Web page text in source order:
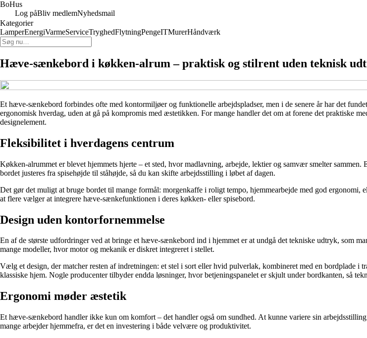
BoHus
Log påBliv medlemNyhedsmail
Kategorier
LamperEnergiVarmeServiceTryghedFlytningPengeITMurerHåndværk
Hæve-sænkebord i køkken-alrum – praktisk og stilrent uden teknisk
Et hæve-sænkebord forbindes ofte med kontormiljøer og funktionelle arbejdspladser, men i de senere år har det
ergonomisk hverdag, uden at gå på kompromis med æstetikken. For mange handler det om at forene det praktiske
designelement.
Fleksibilitet i hverdagens centrum
Køkken-alrummet er blevet hjemmets hjerte – et sted, hvor madlavning, arbejde, lektier og samvær smelter
bordet justeres fra spisehøjde til ståhøjde, så du kan skifte arbejdsstilling i løbet af dagen.
Det gør det muligt at bruge bordet til mange formål: morgenkaffe i roligt tempo, hjemmearbejde med god
at flere vælger at integrere hæve-sænkefunktionen i deres køkken- eller spisebord.
Design uden kontorfornemmelse
En af de største udfordringer ved at bringe et hæve-sænkebord ind i hjemmet er at undgå det tekniske udtryk, som
mange modeller, hvor motor og mekanik er diskret integreret i stellet.
Vælg et design, der matcher resten af indretningen: et stel i sort eller hvid pulverlak, kombineret med en bordplade
klassiske hjem. Nogle producenter tilbyder endda løsninger, hvor betjeningspanelet er skjult under bordkanten, så
Ergonomi møder æstetik
Et hæve-sænkebord handler ikke kun om komfort – det handler også om sundhed. At kunne variere sin
mange arbejder hjemmefra, er det en investering i både velvære og produktivitet.